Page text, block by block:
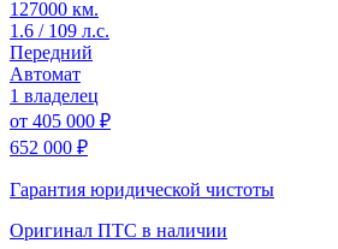
127000 км.
1.6 / 109 л.с.
Передний
Автомат
1 владелец
от 405 000 ₽
652 000 ₽
Гарантия юридической чистоты
Оригинал ПТС в наличии